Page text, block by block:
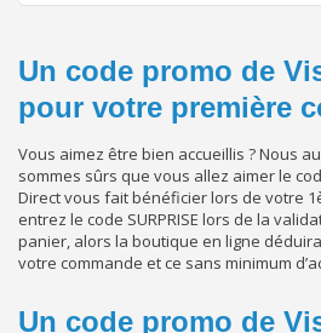
Un code promo de
pour votre première
Vous aimez être bien accueillis ? Nous
sommes sûrs que vous allez aimer le
Direct vous fait bénéficier lors de votre
entrez le code SURPRISE lors de la
panier, alors la boutique en ligne
votre commande et ce sans minimum
Un code promo de